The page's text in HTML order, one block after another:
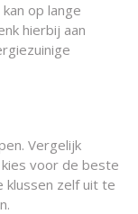
op lange
hierbij aan
Vergelijk
voor de beste
klussen zelf uit te